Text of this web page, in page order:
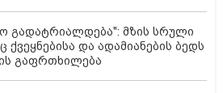
გადატრიალდება": მზის სრული
და ადამიანების ბედს
გაფრთხილება